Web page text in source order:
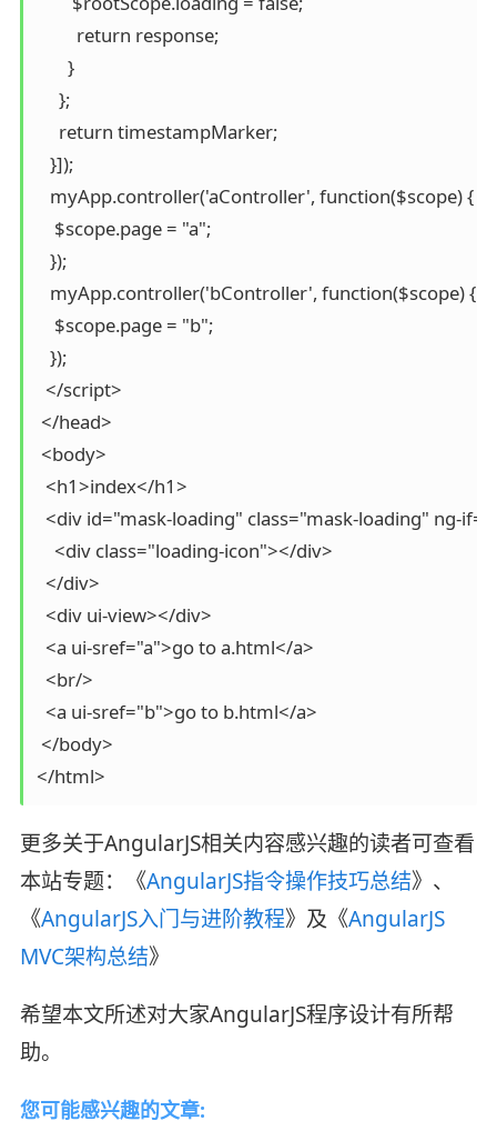
         return response;
       }
     };
     return timestampMarker;
   }]);
   myApp.controller('aController', function($scope) {
    $scope.page = "a";
   });
   myApp.controller('bController', function($scope) {
    $scope.page = "b";
   });
  </script>
</head>
<body>
  <h1>index</h1>
<div id="mask-loading" class="mask-loading" ng-
    <div class="loading-icon"></div>
  </div>
  <div ui-view></div>
  <a ui-sref="a">go to a.html</a>
  <br/>
  <a ui-sref="b">go to b.html</a>
</body>
</html>
更多关于AngularJS相关内容感兴趣的读者可查看
本站专题：《AngularJS指令操作技巧总结》、
《AngularJS入门与进阶教程》及《AngularJS
MVC架构总结》
希望本文所述对大家AngularJS程序设计有所帮
助。
您可能感兴趣的文章: